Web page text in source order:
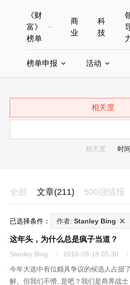
《财
富》
榜单
全部榜单
中国最具影响力商界女性
商
业
科
技
榜单申报 活动
相关度
相关度 时间
全部 文章(211) 500强情报
已选择条件： 作者: Stanley Bing
这年头，为什么总是疯子当道？
Stanley Bing 2016-09-18 05:30
今年大选中有位颇具争议的候选人占据
解。但我们不懵, 是吧？我们是商界战